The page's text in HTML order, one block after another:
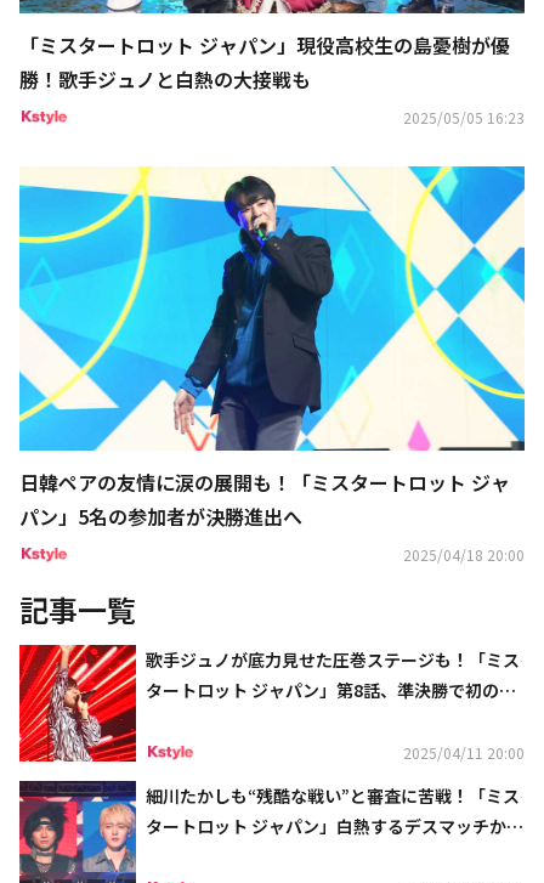
「ミスタートロット ジャパン」現役高校生の島憂樹が優
勝！歌手ジュノと白熱の大接戦も
2025/05/05 16:23
日韓ペアの友情に涙の展開も！「ミスタートロット ジャ
パン」5名の参加者が決勝進出へ
2025/04/18 20:00
記事一覧
歌手ジュノが底力見せた圧巻ステージも！「ミス
タートロット ジャパン」第8話、準決勝で初の有
2025/04/11 20:00
細川たかしも“残酷な戦い”と審査に苦戦！「ミス
タートロット ジャパン」白熱するデスマッチから